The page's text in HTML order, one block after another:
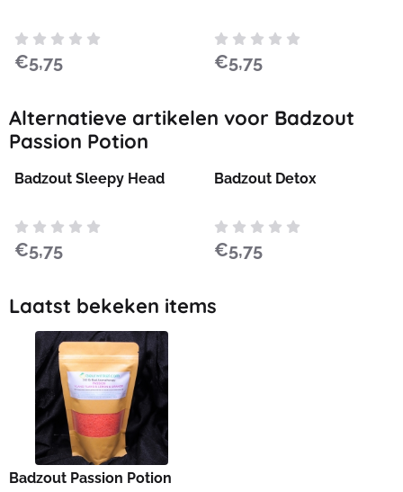
Prijs: 5,75
€5,75 Prijs: 5,75
€5,75
Alternatieve artikelen voor Badzout
Passion Potion
Badzout Sleepy Head
Prijs: 5,75
€5,75
Badzout Detox
Prijs: 5,75
€5,75
Laatst bekeken items
Badzout Passion Potion